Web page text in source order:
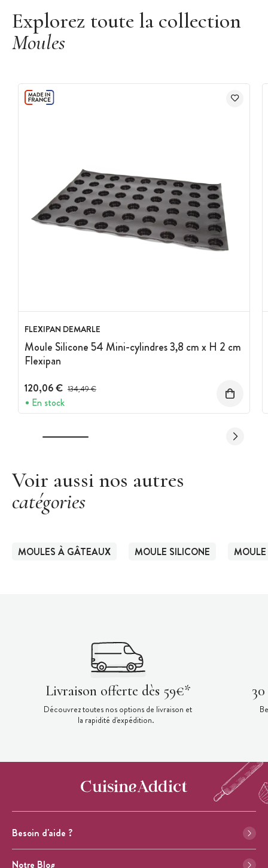
Explorez toute la collection
Moules
FLEXIPAN DEMARLE
Moule Silicone 54 Mini-cylindres 3,8 cm x H 2 cm
Flexipan
120,06 € Prix avant réduction :
134,49 €
En stock
Voir aussi nos autres
catégories
MOULES À GÂTEAUX MOULE SILICONE
Livraison offerte dès 59€*
Découvrez toutes nos options de livraison et
la rapidité d'expédition.
Besoin d'aide ?
Notre Blog